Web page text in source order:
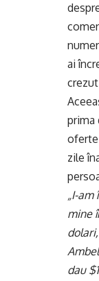
ai
prima
oferte
zile
„I-
mine
dau